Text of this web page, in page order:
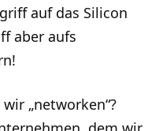
auf das Silicon
aber aufs
„networken“?